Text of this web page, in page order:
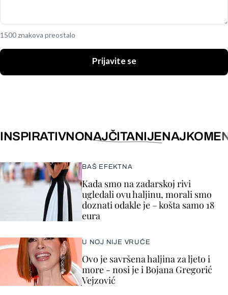
1500 znakova preostalo
Prijavite se
INSPIRATIVNONAJČITANIJE
BAŠ EFEKTNA
Kada smo na zadarskoj rivi
ugledali ovu haljinu, morali smo
doznati odakle je – košta samo 18
eura
U NOJ NIJE VRUĆE
Ovo je savršena haljina za ljeto i
more - nosi je i Bojana Gregorić
Vejzović